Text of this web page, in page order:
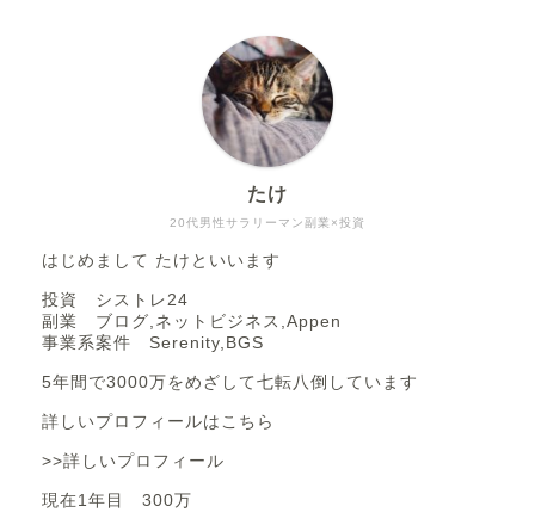
20代男性サラリーマン副業×投資
たけ
はじめまして たけといいます
投資 シストレ24
副業 ブログ,ネットビジネス,Appen
事業系案件 Serenity,BGS
5年間で3000万をめざして七転八倒しています
詳しいプロフィールはこちら
>>詳しいプロフィール
現在1年目 300万